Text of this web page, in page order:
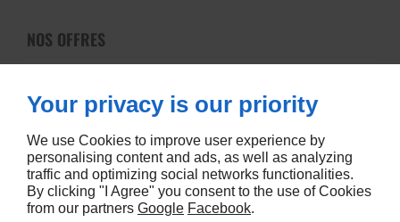
NOS OFFRES
Caveaux
Pierre tombale
Your privacy is our priority
We use Cookies to improve user experience by
personalising content and ads, as well as analyzing
traffic and optimizing social networks functionalities.
By clicking "I Agree" you consent to the use of Cookies
from our partners Google Facebook.